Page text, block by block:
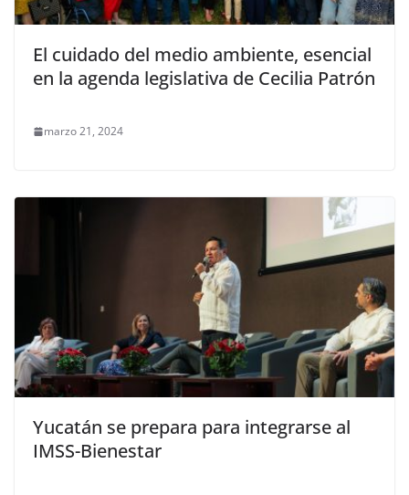
El cuidado del medio ambiente, esencial
en la agenda legislativa de Cecilia Patrón
marzo 21, 2024
Yucatán se prepara para integrarse al
IMSS-Bienestar